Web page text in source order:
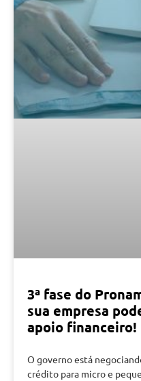
3ª fase do
sua empresa
apoio financeiro!
O governo está
crédito para micro e